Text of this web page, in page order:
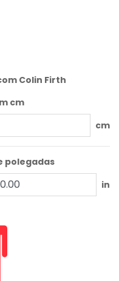
Colin Firth
cm
cm
polegadas
in